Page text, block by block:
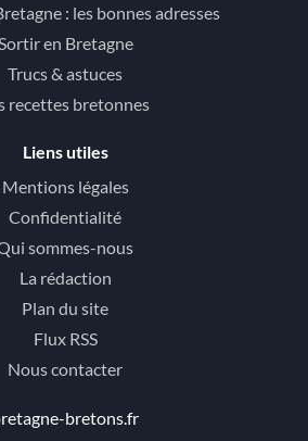
: les bonnes adresses
Sortir en Bretagne
Trucs & astuces
recettes bretonnes
Liens utiles
Mentions légales
Confidentialité
sommes-nous
La rédaction
Plan du site
Flux RSS
Nous contacter
bretons.fr